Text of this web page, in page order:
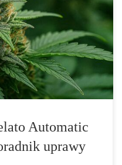
od Akseeds to wyjątkowe
smaku. Odmiana
stworzona poprzez
Auto, co zapewnia jej
Automatic
uprawy